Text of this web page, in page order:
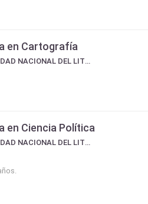
en Cartografía
UNL - UNIVERSIDAD NACIONAL DEL LITORAL
en Ciencia Política
UNL - UNIVERSIDAD NACIONAL DEL LITORAL